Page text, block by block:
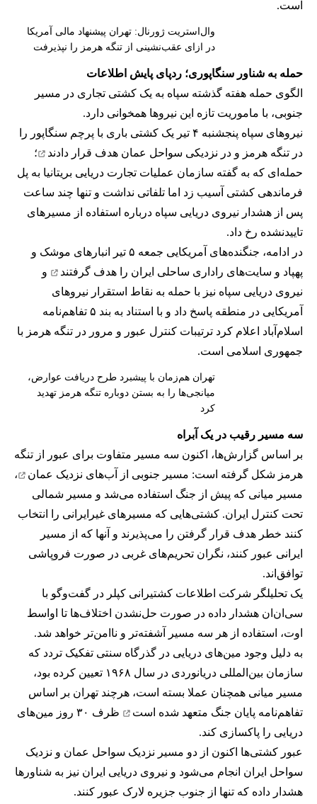
است.
وال‌استریت ژورنال: تهران پیشنهاد مالی آمریکا
در ازای عقب‌نشینی از تنگه هرمز را نپذیرفت
حمله به شناور سنگاپوری؛ ردپای پایش اطلاعات
الگوی حمله هفته گذشته سپاه به یک کشتی تجاری در مسیر
جنوبی، با ماموریت تازه این نیروها همخوانی دارد.
نیروهای سپاه پنجشنبه ۴ تیر یک کشتی باری با پرچم سنگاپور را
در تنگه هرمز و در نزدیکی سواحل عمان هدف قرار دادند
؛
حمله‌ای که به گفته سازمان عملیات تجارت دریایی بریتانیا به پل
فرماندهی کشتی آسیب زد اما تلفاتی نداشت و تنها چند ساعت
پس از هشدار نیروی دریایی سپاه درباره استفاده از مسیرهای
تاییدنشده رخ داد.
در ادامه، جنگنده‌های آمریکایی جمعه ۵ تیر انبارهای موشک و
پهپاد و سایت‌های راداری ساحلی ایران را هدف گرفتند
و
نیروی دریایی سپاه نیز با حمله به نقاط استقرار نیروهای
آمریکایی در منطقه پاسخ داد و با استناد به بند ۵ تفاهم‌نامه
اسلام‌آباد اعلام کرد ترتیبات کنترل عبور و مرور در تنگه هرمز با
جمهوری اسلامی است.
تهران هم‌زمان با پیشبرد طرح دریافت عوارض،
میانجی‌ها را به بستن دوباره تنگه هرمز تهدید
کرد
سه مسیر رقیب در یک آبراه
بر اساس گزارش‌ها، اکنون سه مسیر متفاوت برای عبور از تنگه
هرمز شکل گرفته است: مسیر جنوبی از
آب‌های نزدیک عمان
،
مسیر میانی که پیش از جنگ استفاده می‌شد و مسیر شمالی
تحت کنترل ایران. کشتی‌هایی که مسیرهای غیرایرانی را انتخاب
کنند خطر هدف قرار گرفتن را می‌پذیرند و آنها که از مسیر
ایرانی عبور کنند، نگران تحریم‌های غربی در صورت فروپاشی
توافق‌اند.
یک تحلیلگر شرکت اطلاعات کشتیرانی کپلر در گفت‌و‌گو با
سی‌ان‌ان هشدار داده در صورت حل‌نشدن اختلاف‌ها تا اواسط
اوت، استفاده از هر سه مسیر آشفته‌تر و ناامن‌تر خواهد شد.
به دلیل وجود مین‌های دریایی در گذرگاه سنتی تفکیک تردد که
سازمان بین‌المللی دریانوردی در سال ۱۹۶۸ تعیین کرده بود،
مسیر میانی همچنان عملا بسته است، هرچند تهران بر اساس
تفاهم‌نامه پایان جنگ متعهد شده است
ظرف ۳۰ روز مین‌های
دریایی را پاکسازی کند.
عبور کشتی‌ها اکنون از دو مسیر نزدیک سواحل عمان و نزدیک
سواحل ایران انجام می‌شود و نیروی دریایی ایران نیز به شناورها
هشدار داده که تنها از جنوب جزیره لارک عبور کنند.